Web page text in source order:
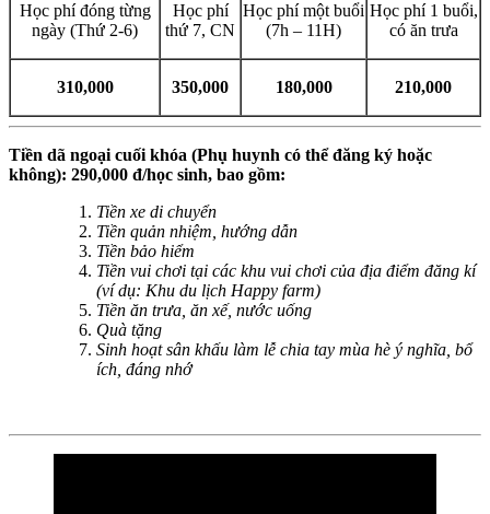
Học phí đóng từng
ngày (Thứ 2-6)
Học phí
thứ 7, CN
Học phí một buổi
(7h – 11H)
Học phí 1 buổi,
có ăn trưa
310,000 350,000 180,000 210,000
Tiền dã ngoại cuối khóa (Phụ huynh có thể đăng ký hoặc
không): 290,000 đ/học sinh, bao gồm:
Tiền xe di chuyển
Tiền quản nhiệm, hướng dẫn
Tiền bảo hiểm
Tiền vui chơi tại các khu vui chơi của địa điểm đăng kí
(ví dụ: Khu du lịch Happy farm)
Tiền ăn trưa, ăn xế, nước uống
Quà tặng
Sinh hoạt sân khấu làm lễ chia tay mùa hè ý nghĩa, bổ
ích, đáng nhớ